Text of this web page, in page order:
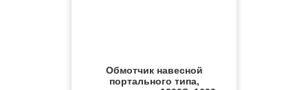
Обмотчик навесной
портального типа,